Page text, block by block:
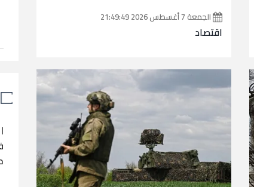
الجمعة 7 أغسطس 2026 21:49:49
اقتصاد